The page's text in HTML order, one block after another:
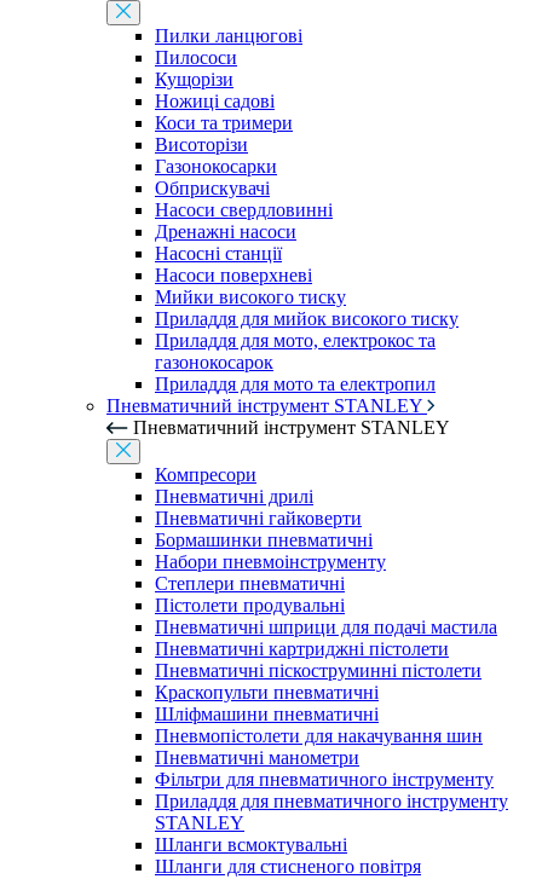
Пилки ланцюгові
Пилососи
Кущорізи
Ножиці садові
Коси та тримери
Висоторізи
Газонокосарки
Обприскувачі
Насоси свердловинні
Дренажні насоси
Насосні станції
Насоси поверхневі
Мийки високого тиску
Приладдя для мийок високого тиску
Приладдя для мото, електрокос та
газонокосарок
Приладдя для мото та електропил
Пневматичний інструмент STANLEY
Пневматичний інструмент STANLEY
Компресори
Пневматичні дрилі
Пневматичні гайковерти
Бормашинки пневматичні
Набори пневмоінструменту
Степлери пневматичні
Пістолети продувальні
Пневматичні шприци для подачі мастила
Пневматичні картриджні пістолети
Пневматичні піскоструминні пістолети
Краскопульти пневматичні
Шліфмашини пневматичні
Пневмопістолети для накачування шин
Пневматичні манометри
Фільтри для пневматичного інструменту
Приладдя для пневматичного інструменту
STANLEY
Шланги всмоктувальні
Шланги для стисненого повітря